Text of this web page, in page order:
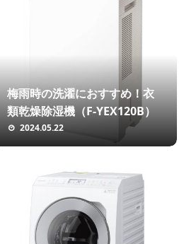
梅雨時の洗濯におすすめ！衣
類乾燥除湿機（F-YEX120B）
2024.05.22